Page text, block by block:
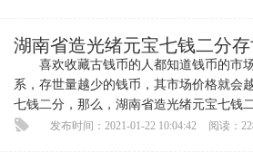
湖南省造光绪元宝七钱二分
喜欢收藏古钱币的人都知道钱币的市场
系，存世量越少的钱币，其市场价格就会
七钱二分，那么，湖南省造光绪元宝七钱
发布时间：2021-01-22 10:04:42 阅读：